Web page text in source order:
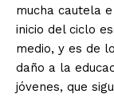
mucha cautela
inicio del ciclo
medio, y es de
daño a la
jóvenes, que